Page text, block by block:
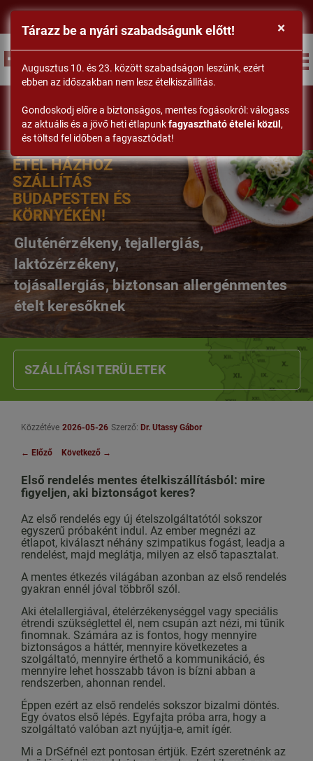
DrSéf
GLUTÉNMENTES, TEJMENTES,
CUKORMENTES, LAKTÓZMENTES,
TOJÁSMENTES
ÉTEL HÁZHOZ
SZÁLLÍTÁS
BUDAPESTEN ÉS
KÖRNYÉKÉN!
Gluténérzékeny, tejallergiás,
laktózérzékeny,
tojásallergiás, biztonsan allergénmentes
ételt keresőknek
SZÁLLÍTÁSI TERÜLETEK
Közzétéve 2026-05-26 Szerző: Dr. Utassy Gábor
← Előző Következő →
Első rendelés mentes ételkiszállításból: mire
figyeljen, aki biztonságot keres?
Az első rendelés egy új ételszolgáltatótól sokszor
egyszerű próbaként indul. Az ember megnézi az
étlapot, kiválaszt néhány szimpatikus fogást, leadja a
rendelést, majd meglátja, milyen az első tapasztalat.
A mentes étkezés világában azonban az első rendelés
gyakran ennél jóval többről szól.
Aki ételallergiával, ételérzékenységgel vagy speciális
étrendi szükséglettel él, nem csupán azt nézi, mi tűnik
finomnak. Számára az is fontos, hogy mennyire
biztonságos a háttér, mennyire következetes a
szolgáltató, mennyire érthető a kommunikáció, és
mennyire lehet hosszabb távon is bízni abban a
rendszerben, ahonnan rendel.
Éppen ezért az első rendelés sokszor bizalmi döntés.
Egy óvatos első lépés. Egyfajta próba arra, hogy a
szolgáltató valóban azt nyújtja-e, amit ígér.
Mi a DrSéfnél ezt pontosan értjük. Ezért szeretnénk az
×
Tárazz be a nyári szabadságunk előtt!
Augusztus 10. és 23. között szabadságon leszünk, ezért
ebben az időszakban nem lesz ételkiszállítás.
Gondoskodj előre a biztonságos, mentes fogásokról: válogass
az aktuális és a jövő heti étlapunkfagyasztható ételei közül ,
és töltsd fel időben a fagyasztódat!